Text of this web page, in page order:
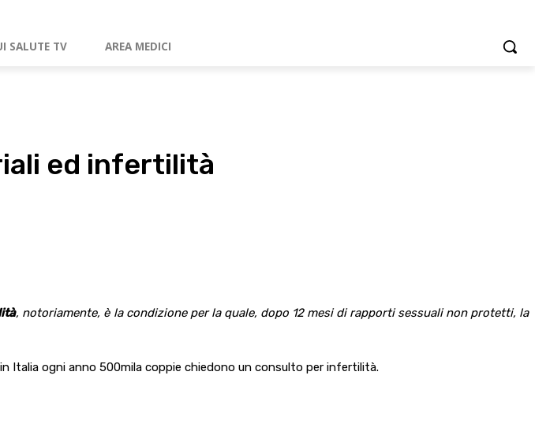
SALUTE TV AREA MEDICI
ed infertilità
, notoriamente, è la condizione per la quale, dopo 12 mesi di rapporti sessuali non protetti, la
Italia ogni anno 500mila coppie chiedono un consulto per infertilità.